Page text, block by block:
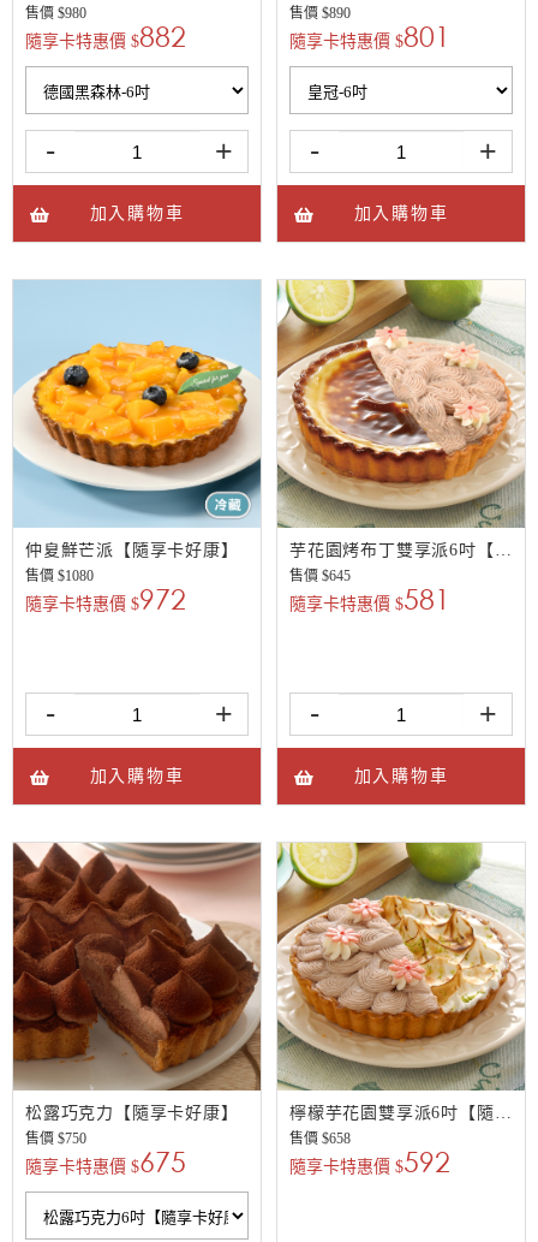
售價 $980
隨享卡特惠價 $882
- +
加入購物車
售價 $890
隨享卡特惠價 $801
- +
加入購物車
仲夏鮮芒派【隨享卡好康】
售價 $1080
隨享卡特惠價 $972
- +
加入購物車
芋花園烤布丁雙享派6吋【隨享卡好康】
售價 $645
隨享卡特惠價 $581
- +
加入購物車
松露巧克力【隨享卡好康】
售價 $750
隨享卡特惠價 $675
檸檬芋花園雙享派6吋【隨享卡好康】
售價 $658
隨享卡特惠價 $592